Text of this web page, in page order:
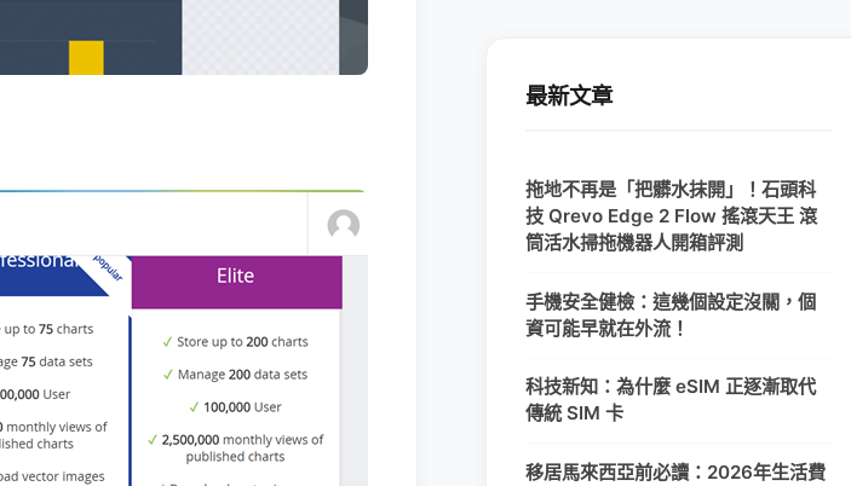
最新文章
拖地不再是「把髒水抹開」！石頭科
技 Qrevo Edge 2 Flow 搖滾天王 滾
筒活水掃拖機器人開箱評測
手機安全健檢：這幾個設定沒關，個
資可能早就在外流！
科技新知：為什麼 eSIM 正逐漸取代
傳統 SIM 卡
移居馬來西亞前必讀：2026年生活費